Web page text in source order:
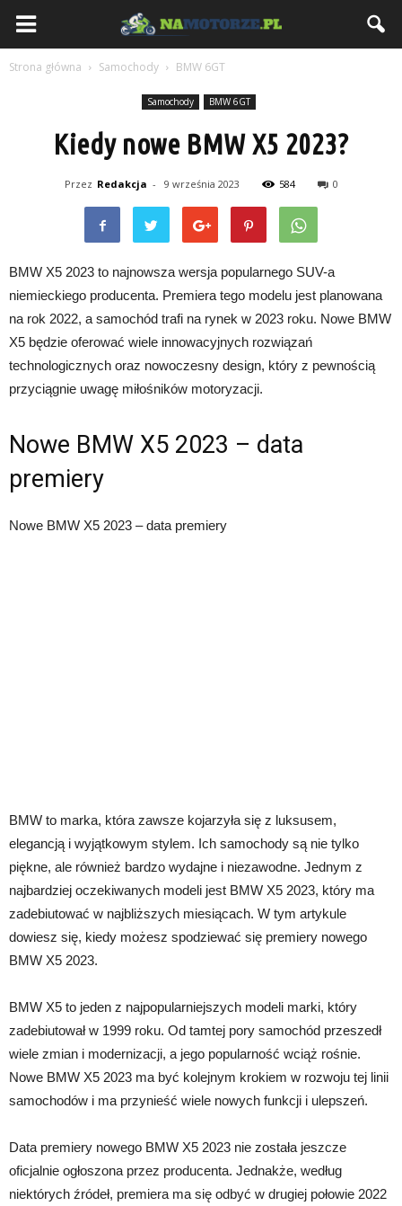
NaMotorze.pl
Strona główna Samochody BMW 6GT
Samochody BMW 6GT
Kiedy nowe BMW X5 2023?
Przez Redakcja - 9 września 2023 584 0
BMW X5 2023 to najnowsza wersja popularnego SUV-a
niemieckiego producenta. Premiera tego modelu jest planowana
na rok 2022, a samochód trafi na rynek w 2023 roku. Nowe BMW
X5 będzie oferować wiele innowacyjnych rozwiązań
technologicznych oraz nowoczesny design, który z pewnością
przyciągnie uwagę miłośników motoryzacji.
Nowe BMW X5 2023 – data
premiery
Nowe BMW X5 2023 – data premiery
BMW to marka, która zawsze kojarzyła się z luksusem,
elegancją i wyjątkowym stylem. Ich samochody są nie tylko
piękne, ale również bardzo wydajne i niezawodne. Jednym z
najbardziej oczekiwanych modeli jest BMW X5 2023, który ma
zadebiutować w najbliższych miesiącach. W tym artykule
dowiesz się, kiedy możesz spodziewać się premiery nowego
BMW X5 2023.
BMW X5 to jeden z najpopularniejszych modeli marki, który
zadebiutował w 1999 roku. Od tamtej pory samochód przeszedł
wiele zmian i modernizacji, a jego popularność wciąż rośnie.
Nowe BMW X5 2023 ma być kolejnym krokiem w rozwoju tej linii
samochodów i ma przynieść wiele nowych funkcji i ulepszeń.
Data premiery nowego BMW X5 2023 nie została jeszcze
oficjalnie ogłoszona przez producenta. Jednakże, według
niektórych źródeł, premiera ma się odbyć w drugiej połowie 2022